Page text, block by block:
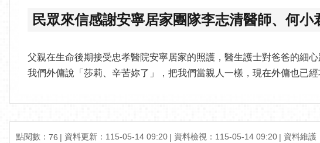
民眾來信感謝安寧居家團隊李志清醫師、何小
父親在生命後期接受忠孝醫院安寧居家的照護，醫生護士對爸爸的細
我們外傭說「莎莉、辛苦妳了」，把我們當親人一樣，現在外傭也已
點閱數： 76 資料更新：115-05-14 09:20 資料檢視：115-05-14 09:20 資料維護